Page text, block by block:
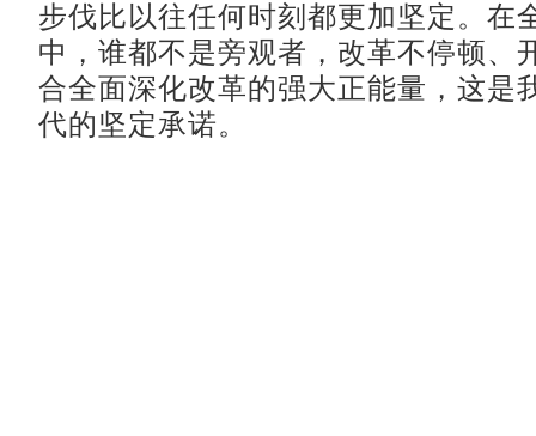
步伐比以往任何时刻都更加坚定。在
中，谁都不是旁观者，改革不停顿、
合全面深化改革的强大正能量，这是
代的坚定承诺。